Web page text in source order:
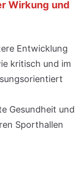
Wirkung und
Entwicklung
kritisch und im
Gesundheit und
Sporthallen